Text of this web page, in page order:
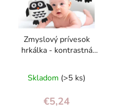
Zmyslový prívesok
hrkálka - kontrastná
kočík a postieľku
Skladom (>5 ks)
€5,24